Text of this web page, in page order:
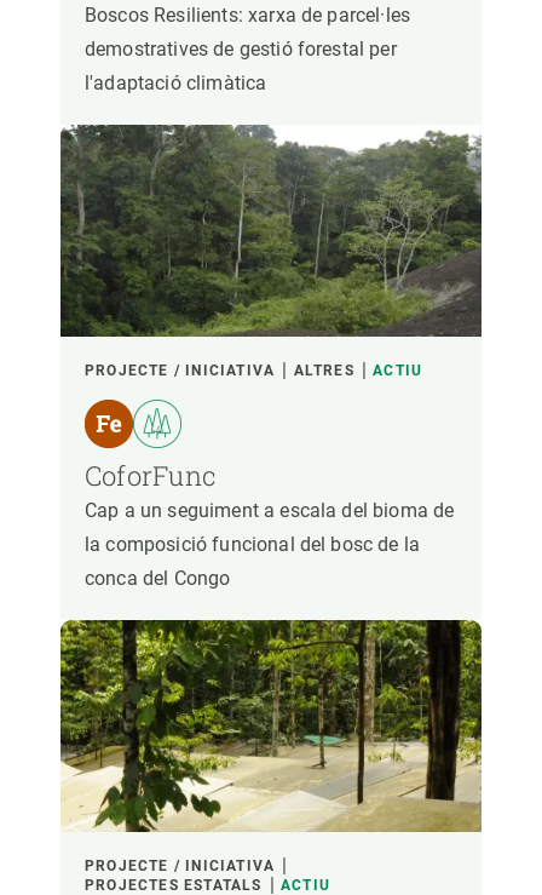
LIDERATGE EXTERN
- QUALSEVOL - ACTIU
Boscos Resilients: xarxa de parcel·les
demostratives de gestió forestal per
l'adaptació climàtica
PROJECTE / INICIATIVA ALTRES ACTIU
CoforFunc
Cap a un seguiment a escala del bioma de
la composició funcional del bosc de la
conca del Congo
PROJECTE / INICIATIVA
PROJECTES ESTATALS
ACTIU